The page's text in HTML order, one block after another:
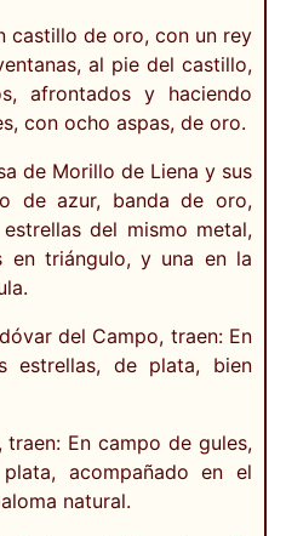
castillo de oro, con un rey
al pie del castillo,
afrontados y haciendo
con ocho aspas, de oro.
de Morillo de Liena y sus
de azur, banda de oro,
del mismo metal,
en triángulo, y una en la
del Campo, traen: En
estrellas, de plata, bien
En campo de gules,
acompañado en el
natural.